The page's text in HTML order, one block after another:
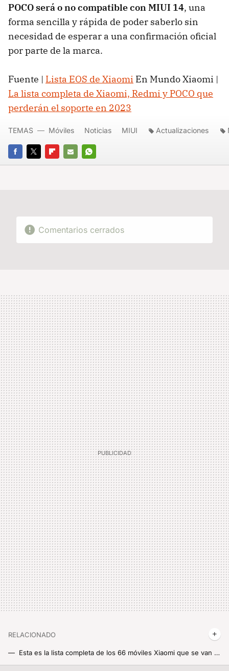
POCO será o no compatible con MIUI 14, una
forma sencilla y rápida de poder saberlo sin
necesidad de esperar a una confirmación oficial
por parte de la marca.
Fuente | Lista EOS de Xiaomi En Mundo Xiaomi |
La lista completa de Xiaomi, Redmi y POCO que
perderán el soporte en 2023
FACEBOOK
TWITTERFLIPBOARD
E-
WHATSAPP
TEMAS Móviles Noticias MIUI Actualizaciones
Comentarios cerrados
RELACIONADO
Esta es la lista completa de los 66 móviles Xiaomi que se van a poder actualizar a Android 14 de forma oficial